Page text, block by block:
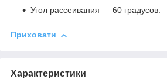
Угол рассеивания ― 60 градусов.
Приховати
Характеристики